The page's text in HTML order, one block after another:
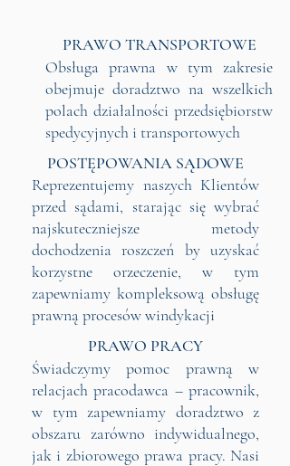
PRAWO TRANSPORTOWE
Obsługa prawna w tym zakresie
obejmuje doradztwo na wszelkich
polach działalności przedsiębiorstw
spedycyjnych i transportowych
POSTĘPOWANIA SĄDOWE
Reprezentujemy naszych Klientów
przed sądami, starając się wybrać
najskuteczniejsze metody
dochodzenia roszczeń by uzyskać
korzystne orzeczenie, w tym
zapewniamy kompleksową obsługę
prawną procesów windykacji
PRAWO PRACY
Świadczymy pomoc prawną w
relacjach pracodawca – pracownik,
w tym zapewniamy doradztwo z
obszaru zarówno indywidualnego,
jak i zbiorowego prawa pracy. Nasi